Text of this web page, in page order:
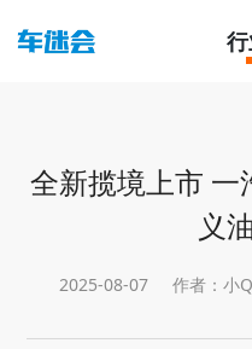
全新揽境上市 一
义
2025-08-07 作者：小Q